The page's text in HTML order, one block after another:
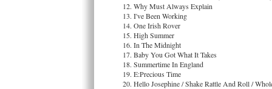
Why Must Always Explain
I've Been Working
One Irish Rover
High Summer
In The Midnight
Baby You Got What It Takes
Summertime In England
E:Precious Time
Hello Josephine / Shake Rattle And Roll /